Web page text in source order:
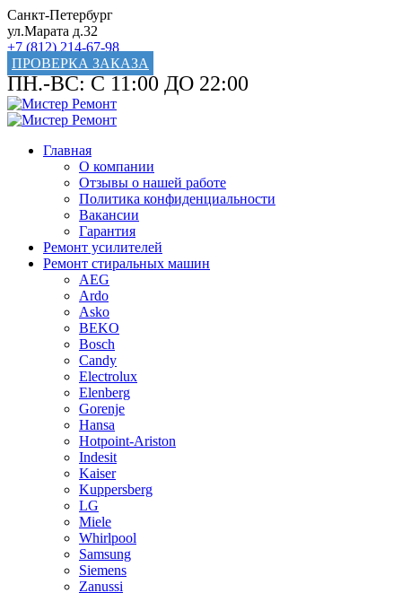
Санкт-Петербург
ул.Марата д.32
+7 (812) 214-67-98
ПРОВЕРКА ЗАКАЗА
ПН.-ВС: С 11:00 ДО 22:00
Главная
О компании
Отзывы о нашей работе
Политика конфиденциальности
Вакансии
Гарантия
Ремонт усилителей
Ремонт стиральных машин
AEG
Ardo
Asko
BEKO
Bosch
Candy
Electrolux
Elenberg
Gorenje
Hansa
Hotpoint-Ariston
Indesit
Kaiser
Kuppersberg
LG
Miele
Whirlpool
Samsung
Siemens
Zanussi